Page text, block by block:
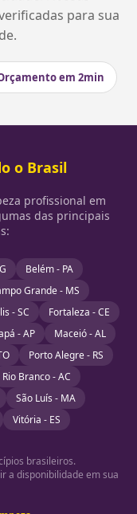
para sua
em 2min
o Brasil
profissional em
das principais
Belém - PA
Grande - MS
- SC
Fortaleza - CE
- AP
Maceió - AL
Porto Alegre - RS
Rio Branco - AC
São Luís - MA
Vitória - ES
brasileiros.
a disponibilidade em sua